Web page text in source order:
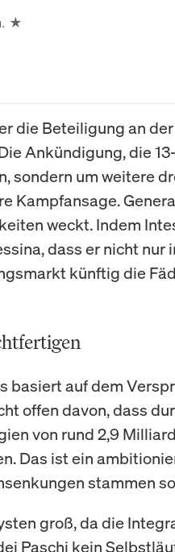
★
die Beteiligung an der
Ankündigung, die 13-
sondern um weitere
Kampfansage.
weckt. Indem
dass er nicht nur
künftig die
basiert auf dem
offen davon, dass
von rund 2,9
Das ist ein
stammen
groß, da die
Paschi kein